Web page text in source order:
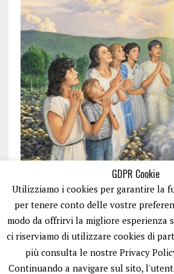
ISCRIVITI
GDPR Cookie
Utilizziamo i cookies per garantire la
per tenere conto delle vostre
modo da offrirvi la migliore esperienza
ci riserviamo di utilizzare cookies di
più consulta le nostre Privacy
Continuando a navigare sul sito,